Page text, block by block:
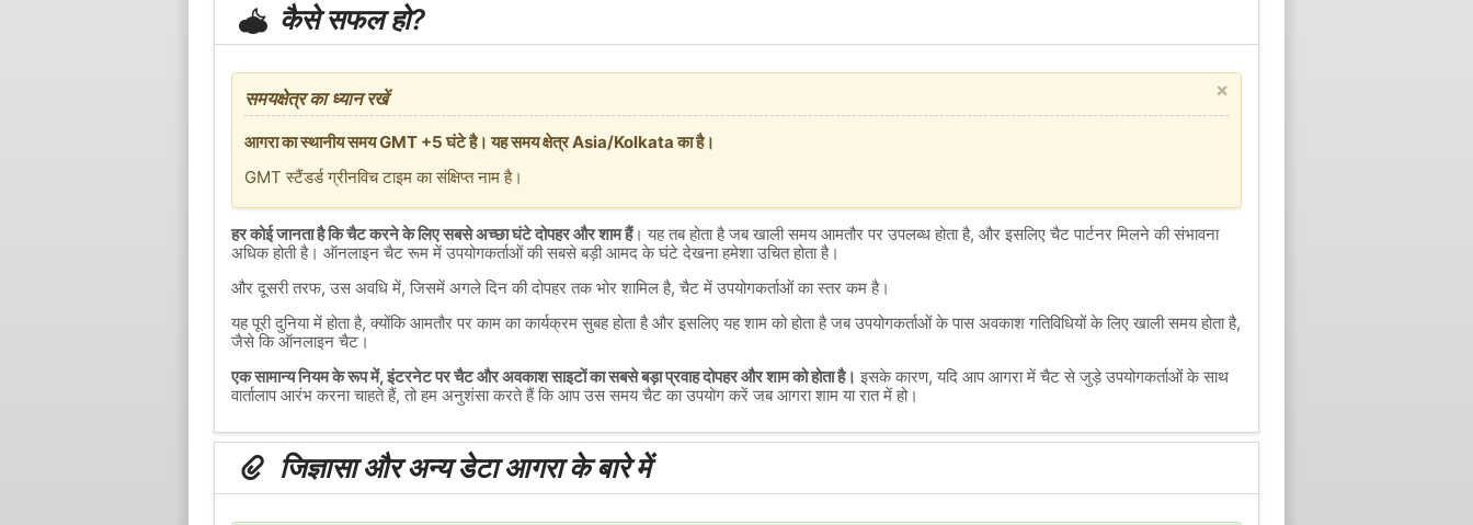
कैसे सफल हो?
×
समयक्षेत्र का ध्यान रखें
आगरा का स्थानीय समय GMT +5 घंटे है। यह समय क्षेत्र Asia/Kolkata का है।
GMT स्टैंडर्ड ग्रीनविच टाइम का संक्षिप्त नाम है।
हर कोई जानता है कि चैट करने के लिए सबसे अच्छा घंटे दोपहर और शाम हैं। यह तब होता है जब खाली समय आमतौर पर उपलब्ध होता है, और इसलिए चैट पार्टनर मिलने की संभावना
अधिक होती है। ऑनलाइन चैट रूम में उपयोगकर्ताओं की सबसे बड़ी आमद के घंटे देखना हमेशा उचित होता है।
और दूसरी तरफ, उस अवधि में, जिसमें अगले दिन की दोपहर तक भोर शामिल है, चैट में उपयोगकर्ताओं का स्तर कम है।
यह पूरी दुनिया में होता है, क्योंकि आमतौर पर काम का कार्यक्रम सुबह होता है और इसलिए यह शाम को होता है जब उपयोगकर्ताओं के पास अवकाश गतिविधियों के लिए खाली समय होता है,
जैसे कि ऑनलाइन चैट।
एक सामान्य नियम के रूप में, इंटरनेट पर चैट और अवकाश साइटों का सबसे बड़ा प्रवाह दोपहर और शाम को होता है। इसके कारण, यदि आप आगरा में चैट से जुड़े उपयोगकर्ताओं के साथ
वार्तालाप आरंभ करना चाहते हैं, तो हम अनुशंसा करते हैं कि आप उस समय चैट का उपयोग करें जब आगरा शाम या रात में हो।
जिज्ञासा और अन्य डेटा आगरा के बारे में